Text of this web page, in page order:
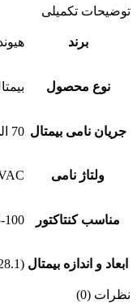
توضیحات تکمیلی
برند
نوع محصول
جریان نامی بیمتال 70 الی 100 آمپر
ولتاژ نامی
مناسب کنتاکتور 75-85-
ابعاد و اندازه بیمتال
نظرات (0)